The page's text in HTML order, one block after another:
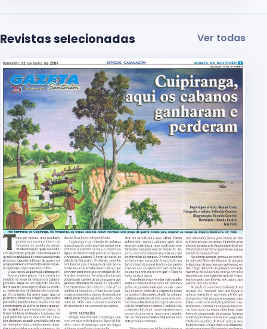
Revistas selecionadas Ver todas